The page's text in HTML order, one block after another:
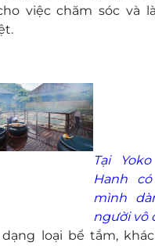
việc chăm sóc và
Tại
Hanh
mình
người vô
dạng loại bể tắm,